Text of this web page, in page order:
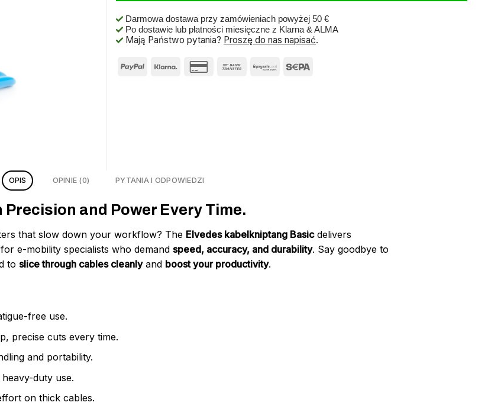
Darmowa dostawa przy zamówieniach powyżej 50 €
Po dostawie lub płatności miesięczne z Klarna & ALMA
Mają Państwo pytania? Proszę do nas napisać.
OPIS OPINIE (0) PYTANIA I ODPOWIEDZI
and Power Every Time.
that slow down your workflow? The Elvedes kabelkniptang Basicdelivers
e-mobility specialists who demand speed, accuracy, and durability. Say goodbye to
to slice through cables cleanlyand boost your productivity.
free use.
precise cuts every time.
and portability.
duty use.
on thick cables.